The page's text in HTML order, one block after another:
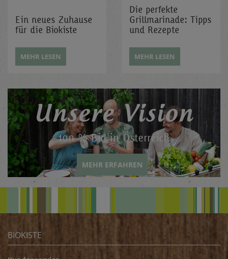
Ein neues Zuhause
für die Biokiste
MEHR LESEN
Die perfekte
Grillmarinade: Tipps
und Rezepte
MEHR LESEN
Unsere Vision
100 % Bio in Österreich
MEHR ERFAHREN
BIOKISTE